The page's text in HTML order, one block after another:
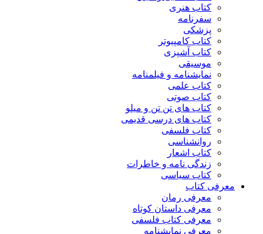
کتاب هنری
سفرنامه
پزشکی
کتاب کامپیوتر
کتاب آشپزی
موسیقی
نمایشنامه و فیلمنامه
کتاب علمی
کتاب صوتی
کتاب های تن تن و میلو
کتاب های درسی قدیمی
کتاب فلسفی
روانشناسی
کتاب اشعار
زندگی نامه و خاطرات
کتاب سیاسی
معرفی کتاب
معرفی رمان
معرفی داستان کوتاه
معرفی کتاب فلسفی
معرفی نمایشنامه